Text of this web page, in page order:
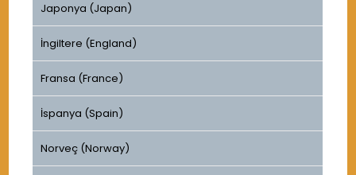
Japonya (Japan)
İngiltere (England)
Fransa (France)
İspanya (Spain)
Norveç (Norway)